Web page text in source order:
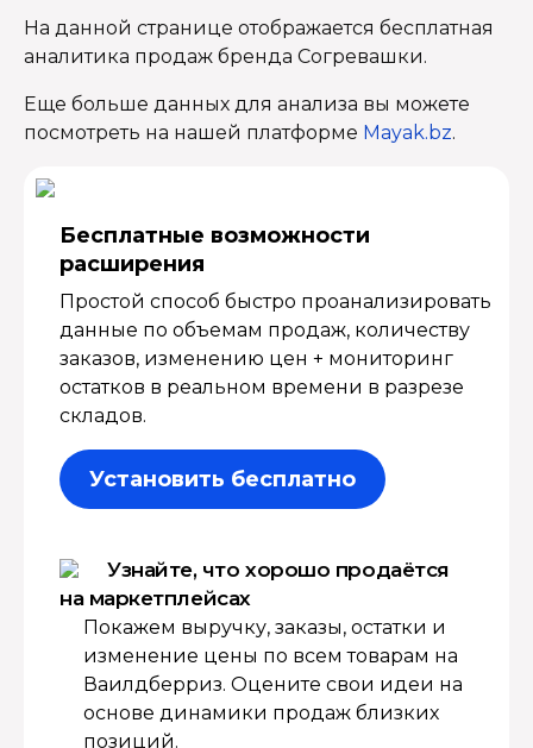
На данной странице отображается бесплатная
аналитика продаж бренда Согревашки.
Еще больше данных для анализа вы можете
посмотреть на нашей платформе Mayak.bz.
Бесплатные возмож­ности
расширения
Простой способ быстро проанализировать
данные по объемам продаж, количеству
заказов, изменению цен + мониторинг
остатков в реальном времени в разрезе
складов.
Установить бесплатно
Узнайте, что хорошо продаётся
на маркетплейсах
Покажем выручку, заказы, остатки и
изменение цены по всем товарам на
Ваилдберриз. Оцените свои идеи на
основе динамики продаж близких
позиций.